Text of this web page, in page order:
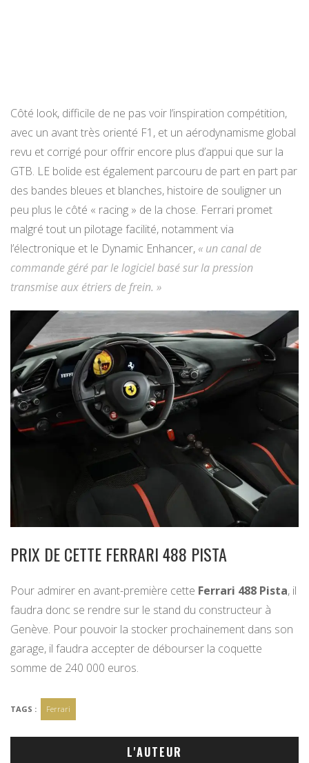
Côté look, difficile de ne pas voir l’inspiration compétition,
avec un avant très orienté F1, et un aérodynamisme global
revu et corrigé pour offrir encore plus d’appui que sur la
GTB. LE bolide est également parcouru de part en part par
des bandes bleues et blanches, histoire de souligner un
peu plus le côté « racing » de la chose. Ferrari promet
malgré tout un pilotage facilité, notamment via
l’électronique et le Dynamic Enhancer, « un canal de
commande géré par le logiciel basé sur la pression
transmise aux étriers de frein. »
PRIX DE CETTE FERRARI 488 PISTA
Pour admirer en avant-première cette Ferrari 488 Pista, il
faudra donc se rendre sur le stand du constructeur à
Genève. Pour pouvoir la stocker prochainement dans son
garage, il faudra accepter de débourser la coquette
somme de 240 000 euros.
TAGS : Ferrari
L'AUTEUR